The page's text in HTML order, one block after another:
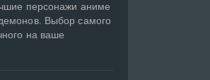
персонажи аниме
Выбор самого
на ваше